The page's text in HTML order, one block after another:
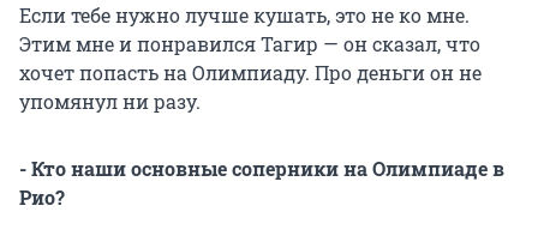
Если тебе нужно лучше кушать, это не ко мне.
Этим мне и понравился Тагир — он сказал, что
хочет попасть на Олимпиаду. Про деньги он не
упомянул ни разу.
- Кто наши основные соперники на Олимпиаде в
Рио?